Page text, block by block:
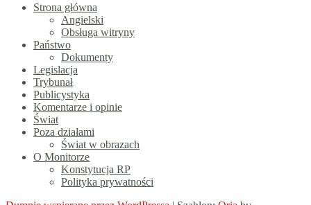
Strona główna
Angielski
Obsługa witryny
Państwo
Dokumenty
Legislacja
Trybunał
Publicystyka
Komentarze i opinie
Świat
Poza działami
Świat w obrazach
O Monitorze
Konstytucja RP
Polityka prywatności